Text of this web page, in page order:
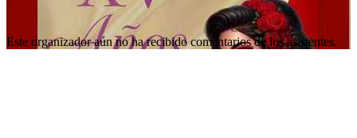
Este organizador aún no ha recibido comentarios de los asistentes.